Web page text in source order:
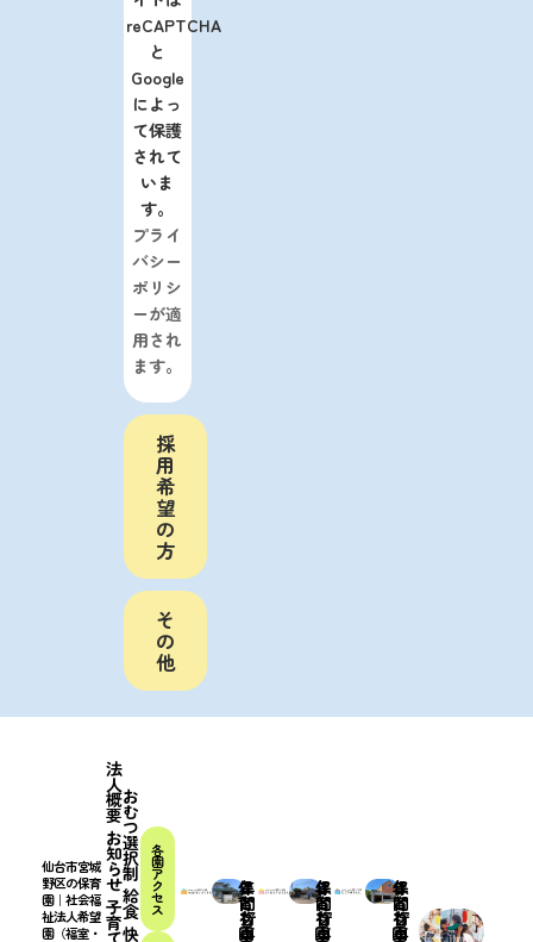
採
用
希
望
の
方
そ
の
他
reCAPTCHA
と
Google
によっ
て保護
されて
いま
す。
プライ
バシー
ポリシ
ーが適
用され
ます。
仙台市宮城
野区の保育
園｜社会福
祉法人希望
園（福室・
法
人
概
要
お
知
ら
せ
子
育
お
む
つ
選
択
制
給
食
快
各
園
ア
ク
セ
ス
こ
ど
も
園
保
育
プ
ロ
年
間
行
事
こ
ど
も
園
保
育
プ
ロ
年
間
行
事
こ
ど
も
園
保
育
プ
ロ
年
間
行
事